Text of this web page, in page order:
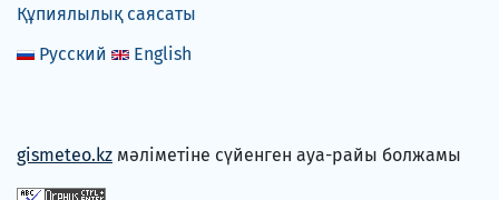
Құпиялылық саясаты
Русский
English
gismeteo.kz мәліметіне сүйенген ауа-райы болжамы